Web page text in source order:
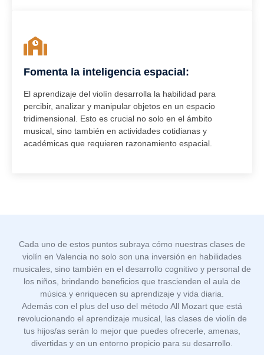
Fomenta la inteligencia espacial:
El aprendizaje del violín desarrolla la habilidad para
percibir, analizar y manipular objetos en un espacio
tridimensional. Esto es crucial no solo en el ámbito
musical, sino también en actividades cotidianas y
académicas que requieren razonamiento espacial.
Cada uno de estos puntos subraya cómo nuestras clases de
violín en Valencia no solo son una inversión en habilidades
musicales, sino también en el desarrollo cognitivo y personal de
los niños, brindando beneficios que trascienden el aula de
música y enriquecen su aprendizaje y vida diaria.
Además con el plus del uso del método All Mozart que está
revolucionando el aprendizaje musical, las clases de violín de
tus hijos/as serán lo mejor que puedes ofrecerle, amenas,
divertidas y en un entorno propicio para su desarrollo.